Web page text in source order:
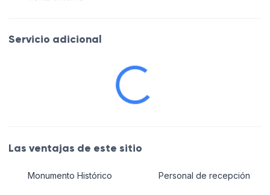
Servicio adicional
Las ventajas de este sitio
Monumento Histórico Personal de recepción